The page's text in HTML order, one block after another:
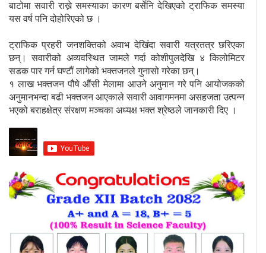
बाटोमा सवारी राख्ने समस्याका कारण बर्सेनि देखिएको ट्राफिक समस्या
यस वर्ष पनि दोहोरिएको छ ।
ट्राफिक प्रहरी जनशक्तिको अवाभ देखिंदा सवारी यत्रतत्र छरिएका
छन्। सवारीको अव्यवस्थित जामले गर्दा कोशीपुलदेखि ४ किलोमिटर
सडक पार गर्न घण्टौं लागेको भक्तजनले गुनासो गरेका छन्।
१ लाख भक्तजन पौषे औंसी मेलामा आउने अनुमान गरे पनि आयोजकको
अनुमानभन्दा बढी भक्तजन आएकाले सवारी आवागमनमा असहजता उत्पन्न
भएको बराहक्षेत्र संरक्षण मञ्चका अध्यक्ष भक्त श्रेष्ठले जानकारी दिए ।